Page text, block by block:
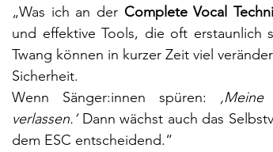
„Was ich an der Complete Vocal
und effektive Tools, die oft erstaunlich
Twang können in kurzer Zeit viel
Sicherheit.
Wenn Sänger:innen spüren:
verlassen.‘ Dann wächst auch das
dem ESC entscheidend.“